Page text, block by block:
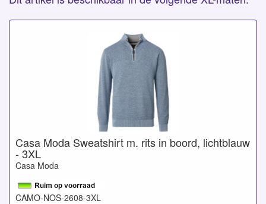
Casa Moda Sweatshirt m. rits in boord, lichtblauw
- 3XL
Casa Moda
CAMO-NOS-2608-3XL